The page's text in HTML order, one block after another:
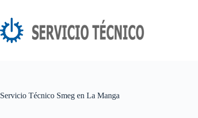
contenido
Servicio Técnico Smeg en La Manga